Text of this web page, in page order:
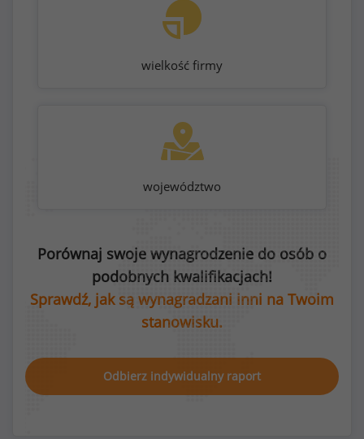
wielkość firmy
województwo
Porównaj swoje wynagrodzenie do osób o
podobnych kwalifikacjach!
Sprawdź, jak są wynagradzani inni na Twoim
stanowisku.
Odbierz indywidualny raport